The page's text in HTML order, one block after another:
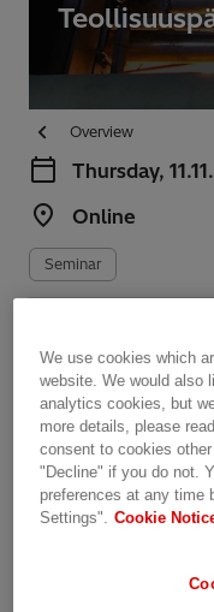
Overview
Thursday,
Online
Seminar
Suomen
teollisuuden ja
kivijalka.
We use cookies which
website. We would also
analytics cookies, but
more details, please
consent to cookies
"Decline" if you do not.
preferences at any time
Settings". Cookie